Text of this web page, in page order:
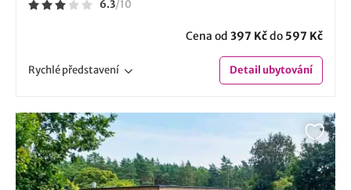
6.3/10
Cena od 397 Kčdo 597 Kč
Rychlépředstavení Detailubytování